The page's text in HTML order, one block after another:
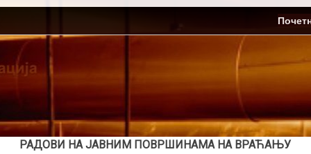
Skip
content
РАДОВИ НА ЈАВНИМ ПОВРШИНАМА НА ВРАЋАЊУ